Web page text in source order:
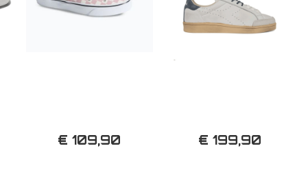
€ 109,90 € 199,90